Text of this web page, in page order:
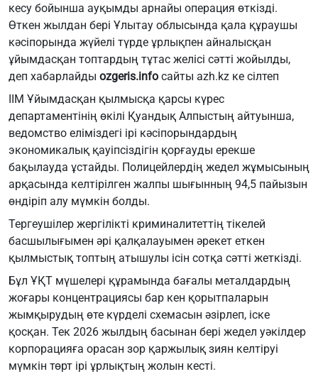
кесу бойынша ауқымды арнайы операция өткізді.
Өткен жылдан бері Ұлытау облысында қала құраушы
кәсіпорында жүйелі түрде ұрлықпен айналысқан
ұйымдасқан топтардың тұтас желісі сәтті жойылды,
деп хабарлайды ozgeris.info сайты azh.kz ке сілтеп
ІІМ Ұйымдасқан қылмысқа қарсы күрес
департаментінің өкілі Қуандық Алпыстың айтуынша,
ведомство еліміздегі ірі кәсіпорындардың
экономикалық қауіпсіздігін қорғауды ерекше
бақылауда ұстайды. Полицейлердің жедел жұмысының
арқасында келтірілген жалпы шығынның 94,5 пайызын
өндіріп алу мүмкін болды.
Тергеушілер жергілікті криминалитеттің тікелей
басшылығымен әрі қалқалауымен әрекет еткен
қылмыстық топтың атышулы ісін сотқа сәтті жеткізді.
Бұл ҰҚТ мүшелері құрамында бағалы металдардың
жоғары концентрациясы бар кен қорытпаларын
жымқырудың өте күрделі схемасын әзірлеп, іске
қосқан. Тек 2026 жылдың басынан бері жедел уәкілдер
корпорацияға орасан зор қаржылық зиян келтіруі
мүмкін төрт ірі ұрлықтың жолын кесті.